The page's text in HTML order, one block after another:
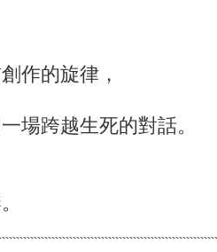
作的旋律，
場跨越生死的對話。